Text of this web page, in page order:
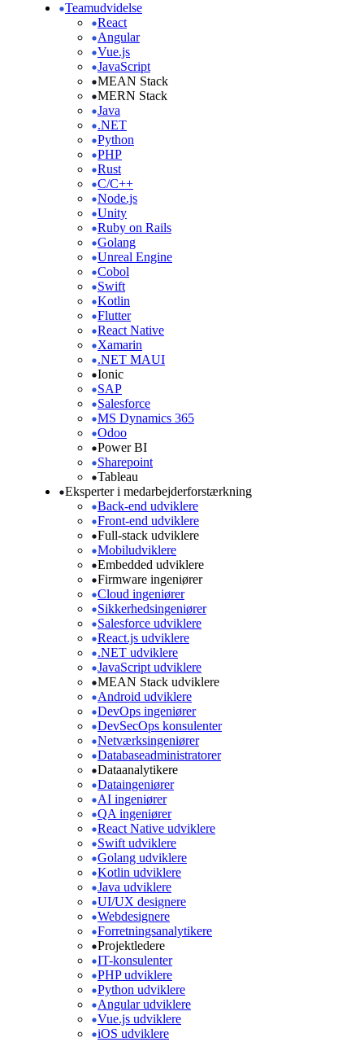
Teamudvidelse
React
Angular
Vue.js
JavaScript
MEAN Stack
MERN Stack
Java
.NET
Python
PHP
Rust
C/C++
Node.js
Unity
Ruby on Rails
Golang
Unreal Engine
Cobol
Swift
Kotlin
Flutter
React Native
Xamarin
.NET MAUI
Ionic
SAP
Salesforce
MS Dynamics 365
Odoo
Power BI
Sharepoint
Tableau
Eksperter i medarbejderforstærkning
Back-end udviklere
Front-end udviklere
Full-stack udviklere
Mobiludviklere
Embedded udviklere
Firmware ingeniører
Cloud ingeniører
Sikkerhedsingeniører
Salesforce udviklere
React.js udviklere
.NET udviklere
JavaScript udviklere
MEAN Stack udviklere
Android udviklere
DevOps ingeniører
DevSecOps konsulenter
Netværksingeniører
Databaseadministratorer
Dataanalytikere
Dataingeniører
AI ingeniører
QA ingeniører
React Native udviklere
Swift udviklere
Golang udviklere
Kotlin udviklere
Java udviklere
UI/UX designere
Webdesignere
Forretningsanalytikere
Projektledere
IT-konsulenter
PHP udviklere
Python udviklere
Angular udviklere
Vue.js udviklere
iOS udviklere